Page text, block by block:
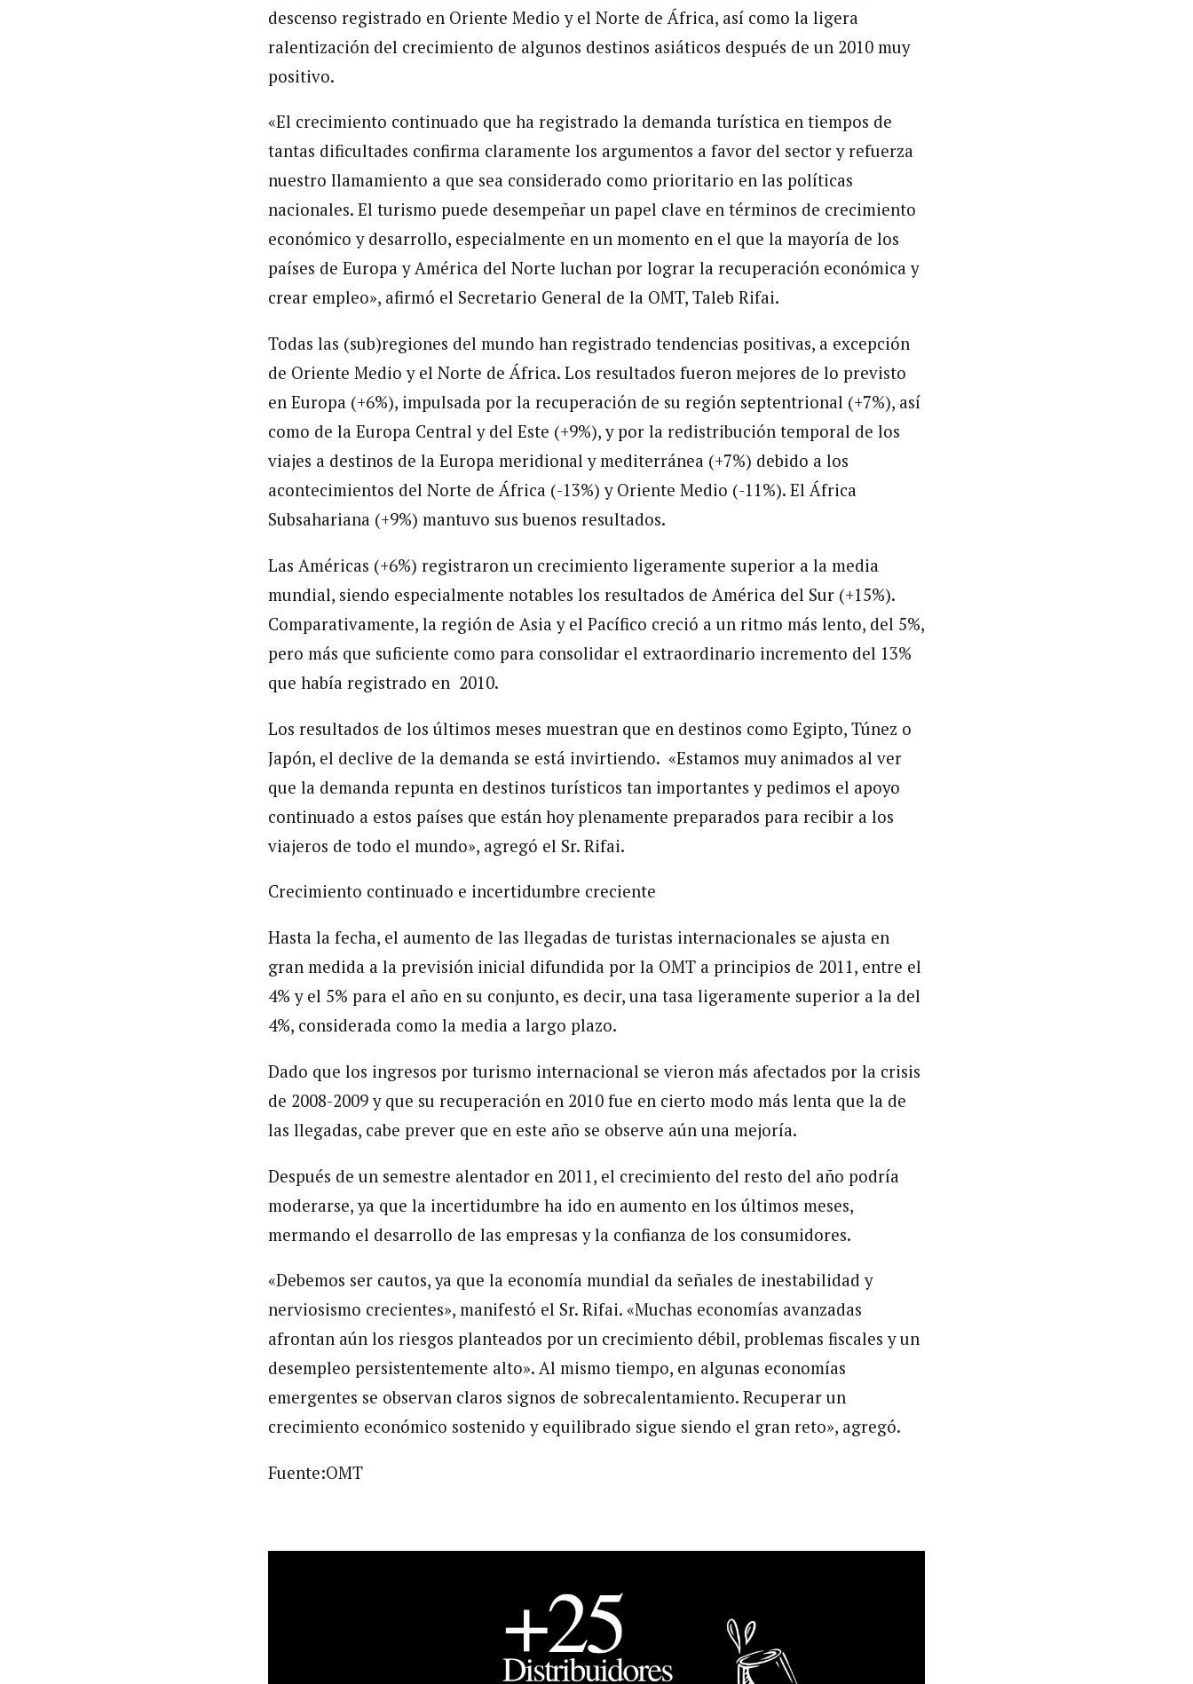
descenso registrado en Oriente Medio y el Norte de África, así como la ligera
ralentización del crecimiento de algunos destinos asiáticos después de un 2010 muy
positivo.
«El crecimiento continuado que ha registrado la demanda turística en tiempos de
tantas dificultades confirma claramente los argumentos a favor del sector y refuerza
nuestro llamamiento a que sea considerado como prioritario en las políticas
nacionales. El turismo puede desempeñar un papel clave en términos de crecimiento
económico y desarrollo, especialmente en un momento en el que la mayoría de los
países de Europa y América del Norte luchan por lograr la recuperación económica y
crear empleo», afirmó el Secretario General de la OMT, Taleb Rifai.
Todas las (sub)regiones del mundo han registrado tendencias positivas, a excepción
de Oriente Medio y el Norte de África. Los resultados fueron mejores de lo previsto
en Europa (+6%), impulsada por la recuperación de su región septentrional (+7%), así
como de la Europa Central y del Este (+9%), y por la redistribución temporal de los
viajes a destinos de la Europa meridional y mediterránea (+7%) debido a los
acontecimientos del Norte de África (-13%) y Oriente Medio (-11%). El África
Subsahariana (+9%) mantuvo sus buenos resultados.
Las Américas (+6%) registraron un crecimiento ligeramente superior a la media
mundial, siendo especialmente notables los resultados de América del Sur (+15%).
Comparativamente, la región de Asia y el Pacífico creció a un ritmo más lento, del 5%,
pero más que suficiente como para consolidar el extraordinario incremento del 13%
que había registrado en 2010.
Los resultados de los últimos meses muestran que en destinos como Egipto, Túnez o
Japón, el declive de la demanda se está invirtiendo. «Estamos muy animados al ver
que la demanda repunta en destinos turísticos tan importantes y pedimos el apoyo
continuado a estos países que están hoy plenamente preparados para recibir a los
viajeros de todo el mundo», agregó el Sr. Rifai.
Crecimiento continuado e incertidumbre creciente
Hasta la fecha, el aumento de las llegadas de turistas internacionales se ajusta en
gran medida a la previsión inicial difundida por la OMT a principios de 2011, entre el
4% y el 5% para el año en su conjunto, es decir, una tasa ligeramente superior a la del
4%, considerada como la media a largo plazo.
Dado que los ingresos por turismo internacional se vieron más afectados por la crisis
de 2008-2009 y que su recuperación en 2010 fue en cierto modo más lenta que la de
las llegadas, cabe prever que en este año se observe aún una mejoría.
Después de un semestre alentador en 2011, el crecimiento del resto del año podría
moderarse, ya que la incertidumbre ha ido en aumento en los últimos meses,
mermando el desarrollo de las empresas y la confianza de los consumidores.
«Debemos ser cautos, ya que la economía mundial da señales de inestabilidad y
nerviosismo crecientes», manifestó el Sr. Rifai. «Muchas economías avanzadas
afrontan aún los riesgos planteados por un crecimiento débil, problemas fiscales y un
desempleo persistentemente alto». Al mismo tiempo, en algunas economías
emergentes se observan claros signos de sobrecalentamiento. Recuperar un
crecimiento económico sostenido y equilibrado sigue siendo el gran reto», agregó.
Fuente:OMT